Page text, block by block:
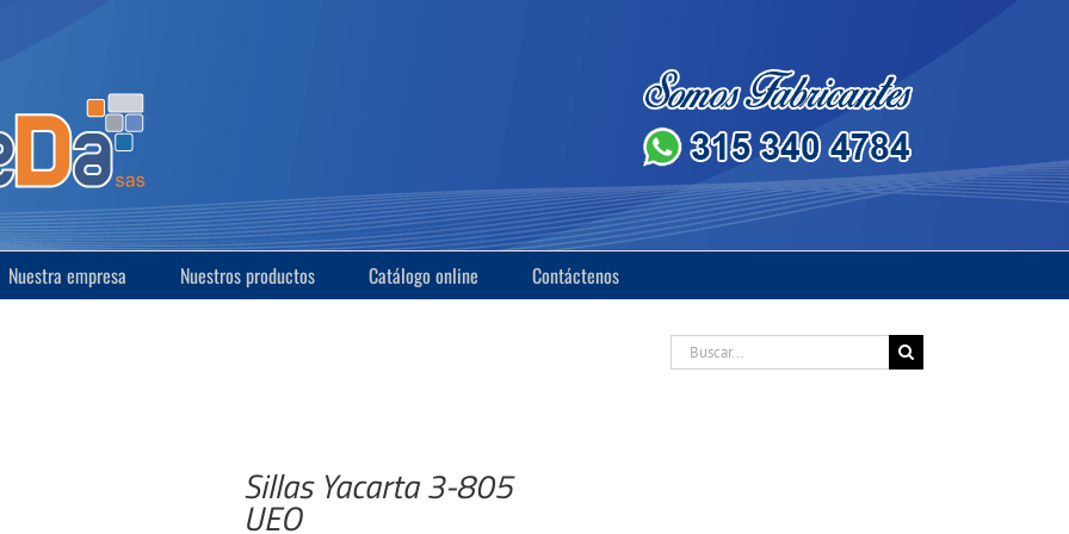
Nuestra empresa Nuestros productos Catálogo online Contáctenos
Buscar:
Sillas Yacarta 3-805
UEO